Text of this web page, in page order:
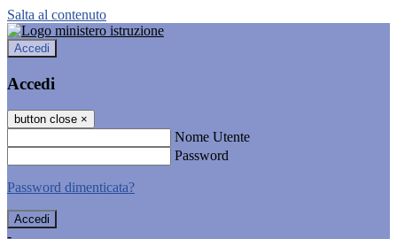
Salta al contenuto
Accedi
Accedi
button close ×
Nome Utente
Password
Password dimenticata?